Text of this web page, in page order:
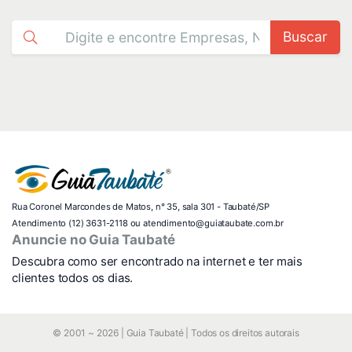
Buscar
Rua Coronel Marcondes de Matos, n° 35, sala 301 - Taubaté/SP
Atendimento (12) 3631-2118 ou atendimento@guiataubate.com.br
Anuncie no Guia Taubaté
Descubra como ser encontrado na internet e ter mais
clientes todos os dias.
© 2001 ~ 2026 | Guia Taubaté | Todos os direitos autorais